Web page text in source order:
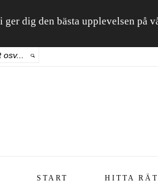
dig den bästa upplevelsen på
START HITTA